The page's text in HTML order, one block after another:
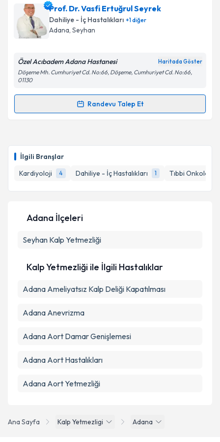
İlgili Branşlar
Kardiyoloji
4 Dahiliye - İç Hastalıkları 1 Tıbbi Onkoloji
Prof. Dr. Arif Süneriçin randevu takvimi talebi
oluşturun. Size bu uzmandan randevu almanız için bir
takvim hazırlandığında e-posta ile bilgilendireceğiz.
Kişisel verilerimin işlenmesine ilişkinAydınlatma
'ni okudum ve kişisel verilerimin belirtilen
kapsamda işlenmesini kabul ediyorum.
Takvim Talebini Gönder
Prof. Dr. Vasfi Ertuğrul Seyrek
Dahiliye - İç Hastalıkları +1diğer
Adana, Seyhan
Özel Acıbadem Adana Hastanesi Haritada Göster
Döşeme Mh. Cumhuriyet Cd. No:66, Döşeme, Cumhuriyet Cd. No:66,
01130
Randevu Talep Et
Randevu Takvimi Talebi
için bir takvim hazırlandığında e-posta ile
bilgilendireceğiz.
E-posta Adresiniz
Kişisel verilerimin işlenmesine ilişkin
Takvim Talebini Gönder
Ana Sayfa Kalp Yetmezligi Adana
Adana İlçeleri
Seyhan Kalp Yetmezliği
Kalp Yetmezliği ile İlgili Hastalıklar
Adana Ameliyatsız Kalp Deliği Kapatılması
Adana Anevrizma
Adana Aort Damar Genişlemesi
Adana Aort Hastalıkları
Adana Aort Yetmezliği